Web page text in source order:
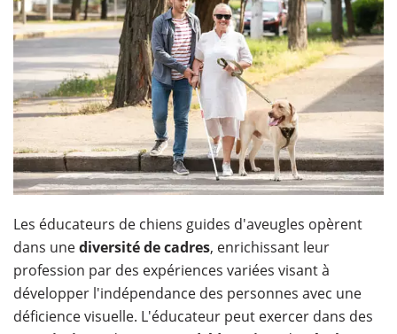
Les éducateurs de chiens guides d'aveugles opèrent
dans unediversité de cadres, enrichissant leur
profession par des expériences variées visant à
développer l'indépendance des personnes avec une
déficience visuelle. L'éducateur peut exercer dans des